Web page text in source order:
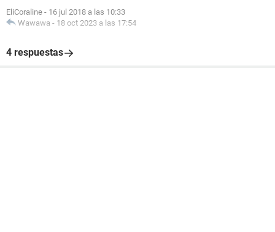
EliCoraline - 16 jul 2018 a las 10:33
Wawawa - 18 oct 2023 a las 17:54
4 respuestas